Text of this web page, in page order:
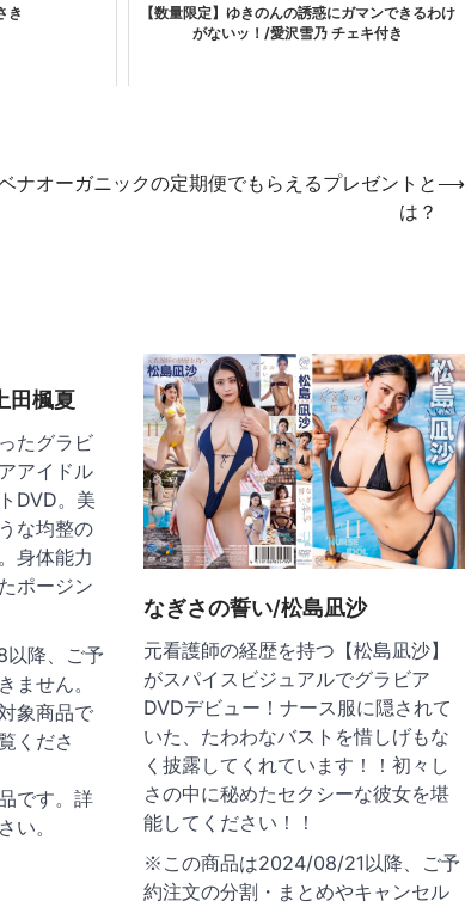
き
【数量限定】ゆきのんの誘惑にガマンできるわけ
がないッ！/愛沢雪乃 チェキ付き
ナオーガニックの定期便でもらえるプレゼントと
は？
⟶
田楓夏
たグラビ
アイドル
DVD。美
な均整の
身体能力
ポージン
降、ご予
ません。
象商品で
くださ
です。詳
い。
なぎさの誓い/松島凪沙
元看護師の経歴を持つ【松島凪沙】
がスパイスビジュアルでグラビア
DVDデビュー！ナース服に隠されて
いた、たわわなバストを惜しげもな
く披露してくれています！！初々し
さの中に秘めたセクシーな彼女を堪
能してください！！
※この商品は2024/08/21以降、ご予
約注文の分割・まとめやキャンセル